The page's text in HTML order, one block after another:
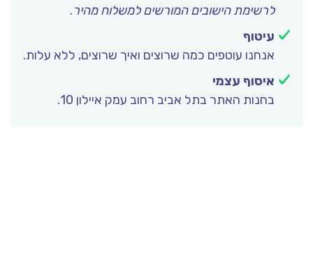
לרשימת הישובים המורשים למשלוח מהיר.
עיטוף
אנחנו עוטפים כמה שרוצים ואיך שרוצים, ללא עלות.
איסוף עצמי
בחנות האתר בתל אביב רחוב עמק איילון 10.